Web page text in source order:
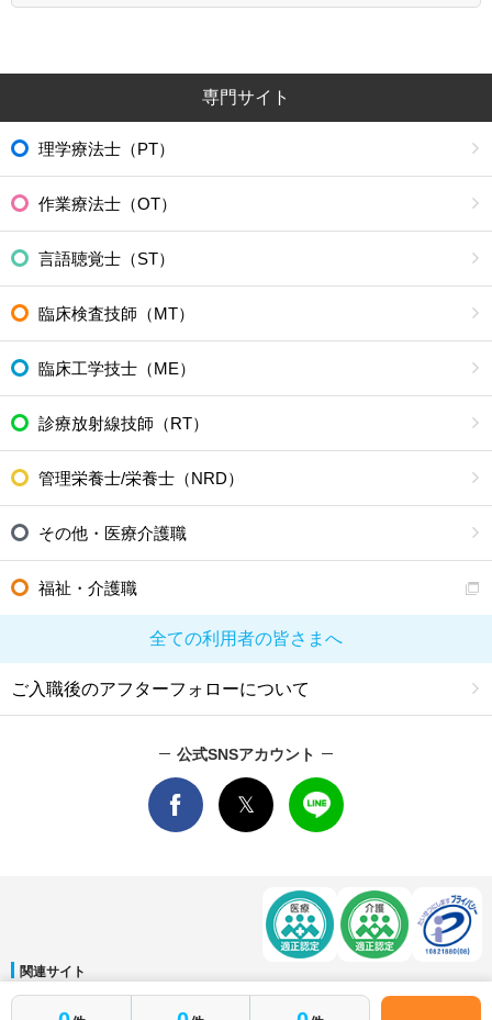
専門サイト
理学療法士（PT）
作業療法士（OT）
言語聴覚士（ST）
臨床検査技師（MT）
臨床工学技士（ME）
診療放射線技師（RT）
管理栄養士/栄養士（NRD）
その他・医療介護職
福祉・介護職
全ての利用者の皆さまへ
ご入職後のアフターフォローについて
公式SNSアカウント
関連サイト
マイナビDOCTOR│マイナビ看護師│マイナビ薬剤師│マイナビ保育士